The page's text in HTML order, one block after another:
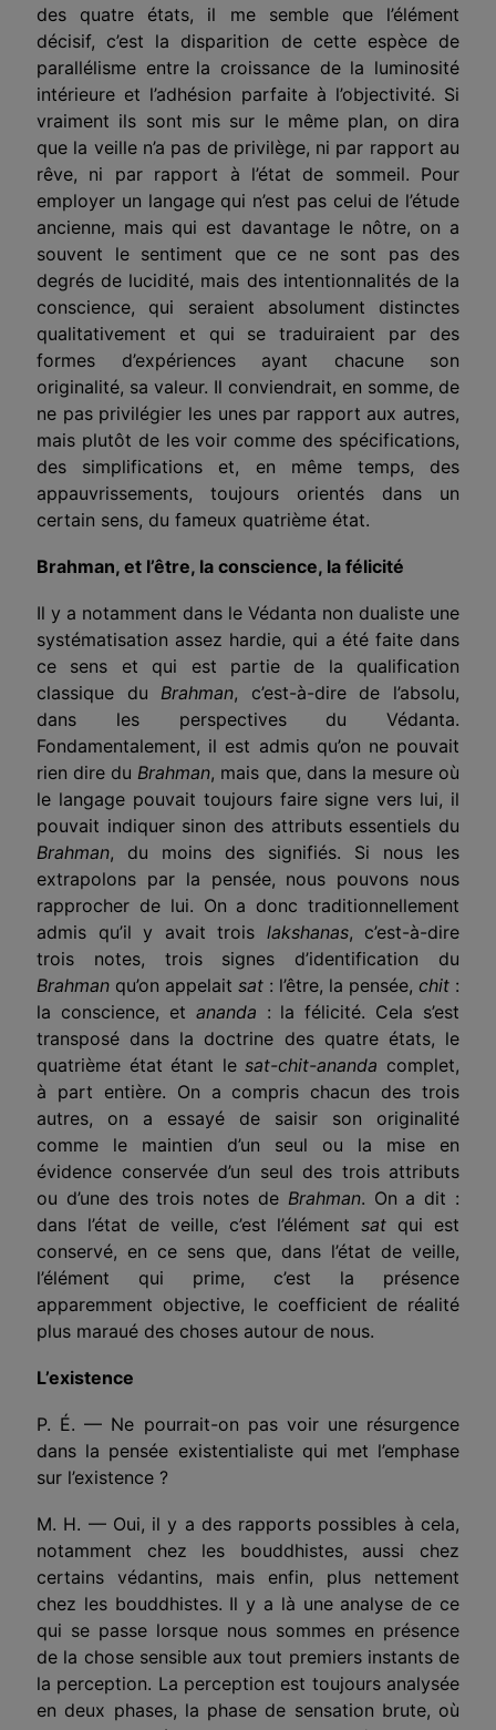
des quatre états, il me semble que l’élément
décisif, c’est la disparition de cette espèce de
parallélisme entre la croissance de la luminosité
intérieure et l’adhésion parfaite à l’objectivité. Si
vraiment ils sont mis sur le même plan, on dira
que la veille n’a pas de privilège, ni par rapport au
rêve, ni par rapport à l’état de sommeil. Pour
employer un langage qui n’est pas celui de l’étude
ancienne, mais qui est davantage le nôtre, on a
souvent le sentiment que ce ne sont pas des
degrés de lucidité, mais des intentionnalités de la
conscience, qui seraient absolument distinctes
qualitativement et qui se traduiraient par des
formes d’expériences ayant chacune son
originalité, sa valeur. Il conviendrait, en somme, de
ne pas privilégier les unes par rapport aux autres,
mais plutôt de les voir comme des spécifications,
des simplifications et, en même temps, des
appauvrissements, toujours orientés dans un
certain sens, du fameux quatrième état.
Brahman, et l’être, la conscience, la félicité
Il y a notamment dans le Védanta non dualiste une
systématisation assez hardie, qui a été faite dans
ce sens et qui est partie de la qualification
classique du Brahman, c’est-à-dire de l’absolu,
dans les perspectives du Védanta.
Fondamentalement, il est admis qu’on ne pouvait
rien dire du Brahman, mais que, dans la mesure où
le langage pouvait toujours faire signe vers lui, il
pouvait indiquer sinon des attributs essentiels du
Brahman, du moins des signifiés. Si nous les
extrapolons par la pensée, nous pouvons nous
rapprocher de lui. On a donc traditionnellement
admis qu’il y avait trois lakshanas, c’est-à-dire
trois notes, trois signes d’identification du
Brahman qu’on appelait sat : l’être, la pensée, chit :
la conscience, et ananda : la félicité. Cela s’est
transposé dans la doctrine des quatre états, le
quatrième état étant lesat-chit-ananda complet,
à part entière. On a compris chacun des trois
autres, on a essayé de saisir son originalité
comme le maintien d’un seul ou la mise en
évidence conservée d’un seul des trois attributs
ou d’une des trois notes de Brahman. On a dit :
dans l’état de veille, c’est l’élémentsat qui est
conservé, en ce sens que, dans l’état de veille,
l’élément qui prime, c’est la présence
apparemment objective, le coefficient de réalité
plus maraué des choses autour de nous.
L’existence
P. É. — Ne pourrait-on pas voir une résurgence
dans la pensée existentialiste qui met l’emphase
sur l’existence ?
M. H. — Oui, il y a des rapports possibles à cela,
notamment chez les bouddhistes, aussi chez
certains védantins, mais enfin, plus nettement
chez les bouddhistes. Il y a là une analyse de ce
qui se passe lorsque nous sommes en présence
de la chose sensible aux tout premiers instants de
la perception. La perception est toujours analysée
en deux phases, la phase de sensation brute, où